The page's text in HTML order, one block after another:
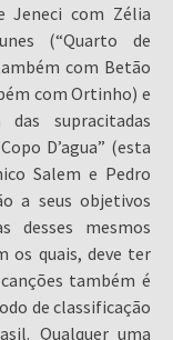
Jeneci com Zélia
(“Quarto de
com Betão
com Ortinho) e
supracitadas
D’agua” (esta
Salem e Pedro
a seus objetivos
desses mesmos
os quais, deve ter
também é
de classificação
Qualquer uma